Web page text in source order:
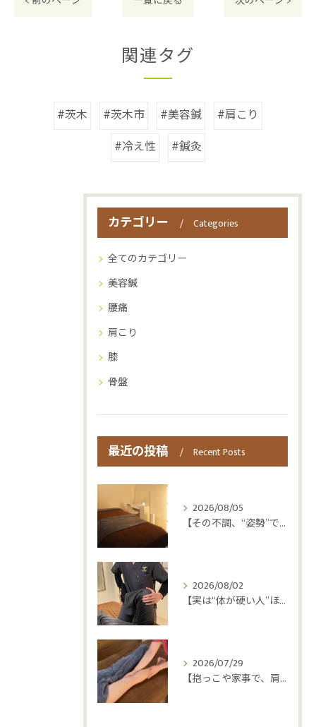
関連タグ
#茨木 #茨木市 #美容鍼
#肩こり
#冷え性
#鍼灸
カテゴリー Categories
全てのカテゴリー
美容鍼
腰痛
肩こり
膝
骨盤
最近の投稿 Recent Posts
2026/08/05
【その不調、“姿勢”ではなく“呼吸”かもしれません😮‍💨】
2026/08/02
【実は“体が硬い人”ほど疲れやすい😳】
2026/07/29
【抱っこや家事で、肩・腰つらくなっていませんか？👶💦】